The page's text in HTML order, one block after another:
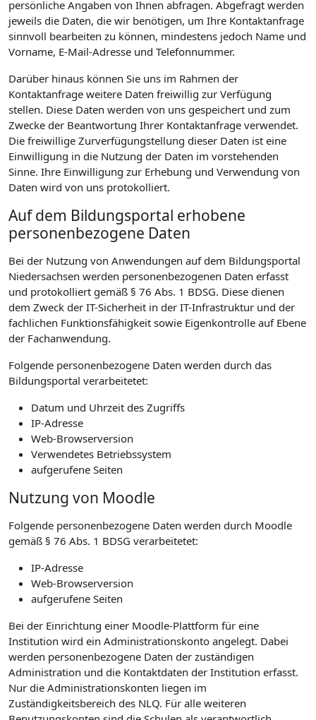
persönliche Angaben von Ihnen abfragen. Abgefragt werden
jeweils die Daten, die wir benötigen, um Ihre Kontaktanfrage
sinnvoll bearbeiten zu können, mindestens jedoch Name und
Vorname, E-Mail-Adresse und Telefonnummer.
Darüber hinaus können Sie uns im Rahmen der
Kontaktanfrage weitere Daten freiwillig zur Verfügung
stellen. Diese Daten werden von uns gespeichert und zum
Zwecke der Beantwortung Ihrer Kontaktanfrage verwendet.
Die freiwillige Zurverfügungstellung dieser Daten ist eine
Einwilligung in die Nutzung der Daten im vorstehenden
Sinne. Ihre Einwilligung zur Erhebung und Verwendung von
Daten wird von uns protokolliert.
Auf dem Bildungsportal erhobene
personenbezogene Daten
Bei der Nutzung von Anwendungen auf dem Bildungsportal
Niedersachsen werden personenbezogenen Daten erfasst
und protokolliert gemäß § 76 Abs. 1 BDSG. Diese dienen
dem Zweck der IT-Sicherheit in der IT-Infrastruktur und der
fachlichen Funktionsfähigkeit sowie Eigenkontrolle auf Ebene
der Fachanwendung.
Folgende personenbezogene Daten werden durch das
Bildungsportal verarbeitetet:
Datum und Uhrzeit des Zugriffs
IP-Adresse
Web-Browserversion
Verwendetes Betriebssystem
aufgerufene Seiten
Nutzung von Moodle
Folgende personenbezogene Daten werden durch Moodle
gemäß § 76 Abs. 1 BDSG verarbeitetet:
IP-Adresse
Web-Browserversion
aufgerufene Seiten
Bei der Einrichtung einer Moodle-Plattform für eine
Institution wird ein Administrationskonto angelegt. Dabei
werden personenbezogene Daten der zuständigen
Administration und die Kontaktdaten der Institution erfasst.
Nur die Administrationskonten liegen im
Zuständigkeitsbereich des NLQ. Für alle weiteren